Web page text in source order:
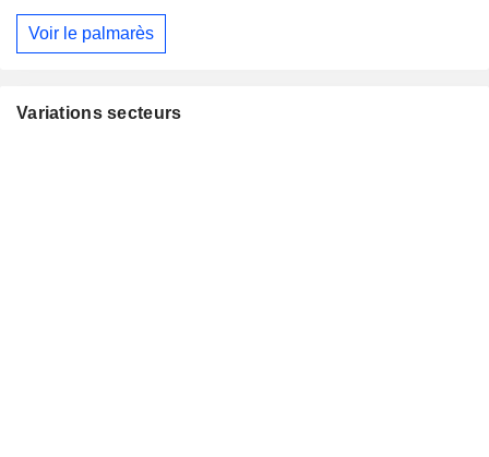
Voir le palmarès
Variations secteurs